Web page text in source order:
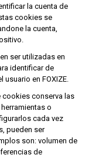
la cuenta de
cookies se
la cuenta,
ser utilizadas en
identificar de
en FOXIZE.
conserva las
o
cada vez
pueden ser
son: volumen de
de